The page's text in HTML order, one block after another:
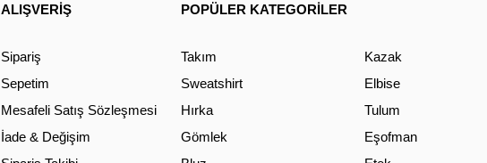
ALIŞVERİŞ
Sipariş
Sepetim
Mesafeli Satış Sözleşmesi
İade & Değişim
POPÜLER KATEGORİLER
Takım
Sweatshirt
Hırka
Gömlek
Kazak
Elbise
Tulum
Eşofman